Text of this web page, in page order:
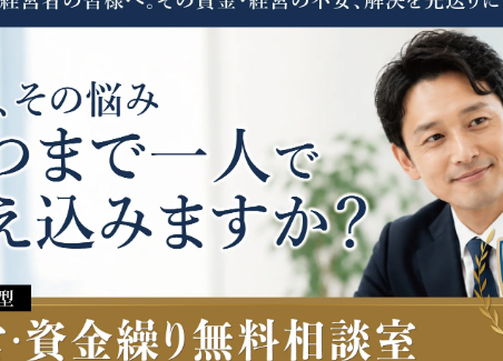
相続サービス 経営コンサルティング
ビス
業務代行契約
サービス
】銀行対応基礎講座(全5回)
共催：第3回日本一の決算書の読み方塾
月開催】第20期中津川会計塾
開催】第4回：節税セミナー
書の読み方セミナー
者さんの会社経営塾
開催中の
経営・資金繰り無料相談室のご案内
ットだらけ！
ついてわかり
役員借入金による資金調達のメリ
2025.7.30
経営改善トピック
銀行に決算書を提出
書類と銀行員が見る
説します
2023.8.24
資金調達トピック
ラム一覧 確定申告コラム 無申告コラム 顧問契
ム
相続コラム 税務調査コラム 確定拠出年金
京オフィス 名古屋オフィス
ブログ
曽根康正の経営塾
コンテンツ一覧 税務関連 会計帳簿関連